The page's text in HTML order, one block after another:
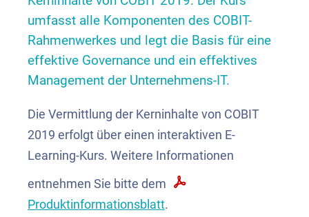
umfasst alle Komponenten des COBIT-
Rahmenwerkes und legt die Basis für eine
effektive Governance und ein effektives
Management der Unternehmens-IT.
Die Vermittlung der Kerninhalte von COBIT
2019 erfolgt über einen interaktiven E-
Learning-Kurs. Weitere Informationen
entnehmen Sie bitte dem
Produktinformationsblatt.